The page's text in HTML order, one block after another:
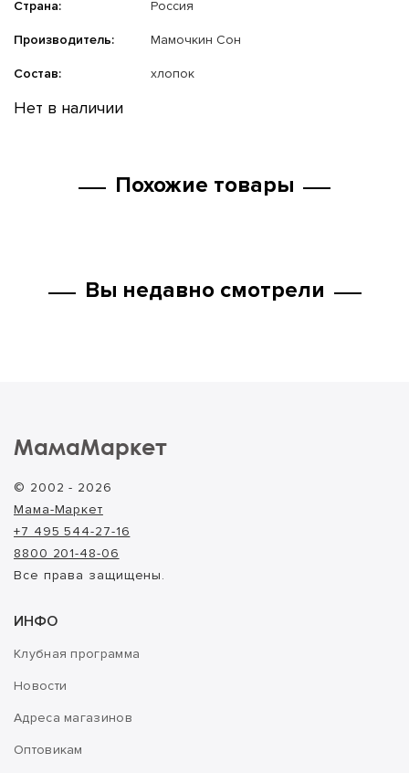
Страна: Россия
Производитель: Мамочкин Сон
Состав: хлопок
Нет в наличии
Похожие товары
Вы недавно смотрели
МамаМаркет
© 2002 - 2026
Мама-Маркет
+7 495 544-27-16
8800 201-48-06
Все права защищены.
ИНФО
Клубная программа
Новости
Адреса магазинов
Оптовикам